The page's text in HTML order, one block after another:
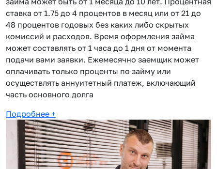
ставка от 1.75 до 4 процентов в месяц или от 21 до
48 процентов годовых без каких либо скрытых
комиссий и расходов. Время оформления займа
может составлять от 1 часа до 1 дня от момента
подачи вами заявки. Ежемесячно заемщик может
оплачивать только проценты по займу или
осуществлять аннуитетный платеж, включающий
часть основного долга
Подробнее +